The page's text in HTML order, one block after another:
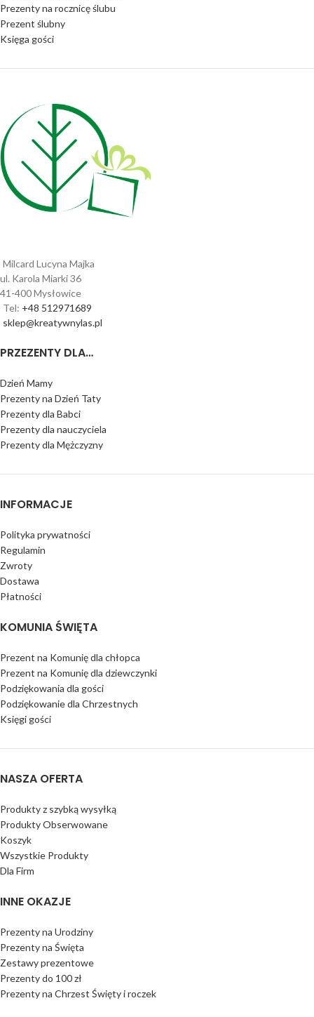
Prezenty na rocznicę ślubu
Prezent ślubny
Księga gości
Milcard Lucyna Majka
ul. Karola Miarki 36
41-400 Mysłowice
Tel: +48 512971689
sklep@kreatywnylas.pl
PRZEZENTY DLA…
Dzień Mamy
Prezenty na Dzień Taty
Prezenty dla Babci
Prezenty dla nauczyciela
Prezenty dla Mężczyzny
INFORMACJE
Polityka prywatności
Regulamin
Zwroty
Dostawa
Płatności
KOMUNIA ŚWIĘTA
Prezent na Komunię dla chłopca
Prezent na Komunię dla dziewczynki
Podziękowania dla gości
Podziękowanie dla Chrzestnych
Księgi gości
NASZA OFERTA
Produkty z szybką wysyłką
Produkty Obserwowane
Koszyk
Wszystkie Produkty
Dla Firm
INNE OKAZJE
Prezenty na Urodziny
Prezenty na Święta
Zestawy prezentowe
Prezenty do 100 zł
Prezenty na Chrzest Święty i roczek